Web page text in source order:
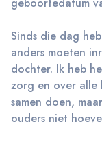
Sinds die dag
anders moeten
dochter. Ik heb
zorg en over alle
samen doen,
ouders niet